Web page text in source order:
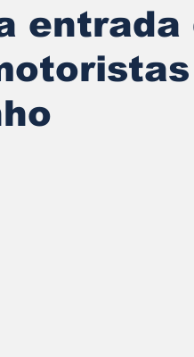
entrada